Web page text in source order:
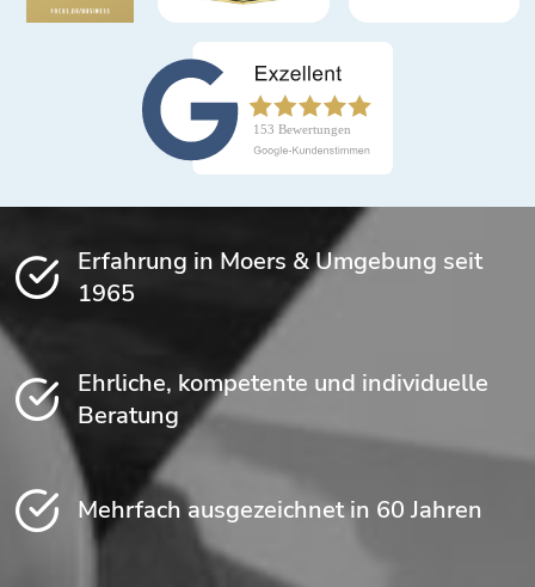
Erfahrung in Moers & Umgebung seit
1965
Ehrliche, kompetente und individuelle
Beratung
Mehrfach ausgezeichnet in 60 Jahren